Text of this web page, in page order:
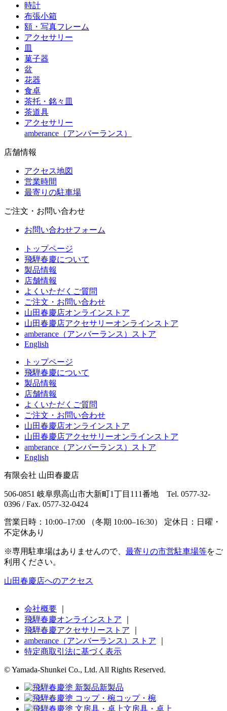
時計
布張小箱
額・写真フレーム
アクセサリー
皿
菓子器
盆
花器
食卓
茶托・銘々皿
茶道具
アクセサリー
amberance（アンバーランス）
店舗情報
アクセス地図
営業時間
最寄りの駐車場
ご注文・お問い合わせ
お問い合わせフォーム
トップページ
飛騨春慶について
製品情報
店舗情報
よくいただくご質問
ご注文・お問い合わせ
山田春慶店オンラインストア
山田春慶店アクセサリーオンラインストア
amberance（アンバーランス）ストア
English
トップページ
飛騨春慶について
製品情報
店舗情報
よくいただくご質問
ご注文・お問い合わせ
山田春慶店オンラインストア
山田春慶店アクセサリーオンラインストア
amberance（アンバーランス）ストア
English
有限会社 山田春慶店
506-0851 岐阜県高山市大新町1丁目111番地 Tel. 0577-32-
0396 / Fax. 0577-32-0424
営業日時：10:00–17:00 （冬期 10:00–16:30） 定休日：日曜・
不定休あり
※専用駐車場はありませんので、 最寄りの市営駐車場等をご
利用ください。
山田春慶店へのアクセス
会社概要
飛騨春慶オンラインストア
飛騨春慶アクセサリーストア
amberance（アンバーランス）ストア
特定商取引法に基づく表示
© Yamada-Shunkei Co., Ltd. All Rights Reserved.
新製品
コップ・椀
文房具・卓上